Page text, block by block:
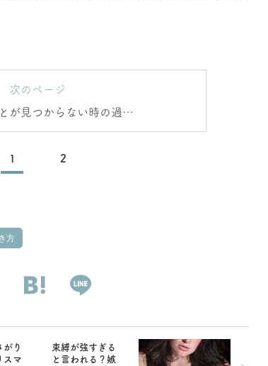
次のページ
が見つからない時の過ご
し方3STEP
1 2
方
がり
スマ
束縛が強すぎる
と言われる？嫉